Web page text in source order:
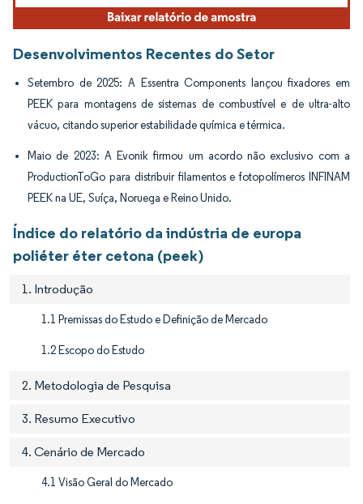
Desenvolvimentos Recentes do Setor
Setembro de 2025: A Essentra Components lançou fixadores em
PEEK para montagens de sistemas de combustível e de ultra-alto
vácuo, citando superior estabilidade química e térmica.
Maio de 2023: A Evonik firmou um acordo não exclusivo com a
ProductionToGo para distribuir filamentos e fotopolímeros INFINAM
PEEK na UE, Suíça, Noruega e Reino Unido.
Índice do relatório da indústria de europa
poliéter éter cetona (peek)
1. Introdução
1.1 Premissas do Estudo e Definição de Mercado
1.2 Escopo do Estudo
2. Metodologia de Pesquisa
3. Resumo Executivo
4. Cenário de Mercado
4.1 Visão Geral do Mercado